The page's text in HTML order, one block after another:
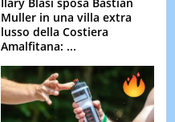
Ilary Blasi sposa Bastian
Muller in una villa extra
lusso della Costiera
Amalfitana: ...